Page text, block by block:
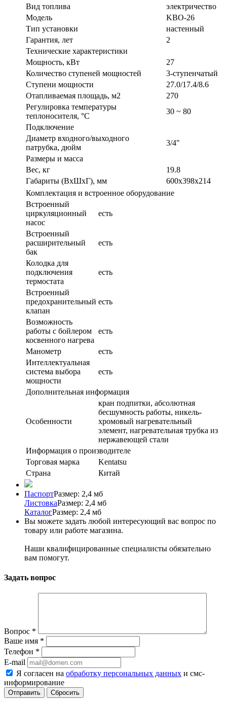
Вид топлива
электричество
Модель
KBO-26
Тип установки
настенный
Гарантия, лет
2
Технические характеристики
Мощность, кВт
27
Количество ступеней мощностей
3-ступенчатый
Ступени мощности
27.0/17.4/8.6
Отапливаемая площадь, м2
270
Регулировка температуры
теплоносителя, °С
30 ~ 80
Подключение
Диаметр входного/выходного
патрубка, дюйм
3/4"
Размеры и масса
Вес, кг
19.8
Габариты (ВxШxГ), мм
600х398х214
Комплектация и встроенное оборудование
Встроенный
циркуляционный
насос
есть
Встроенный
расширительный
бак
есть
Колодка для
подключения
термостата
есть
Встроенный
предохранительный
клапан
есть
Возможность
работы с бойлером
косвенного нагрева
есть
Манометр
есть
Интеллектуальная
система выбора
мощности
есть
Дополнительная информация
Особенности
кран подпитки, абсолютная
бесшумность работы, никель-
хромовый нагревательный
элемент, нагревательная трубка из
нержавеющей стали
Информация о производителе
Торговая марка
Kentatsu
Страна
Китай
ПаспортРазмер: 2,4 мб
ЛистовкаРазмер: 2,4 мб
КаталогРазмер: 2,4 мб
Вы можете задать любой интересующий вас вопрос по
товару или работе магазина.
Наши квалифицированные специалисты обязательно
вам помогут.
Задать вопрос
Вопрос *
Ваше имя *
Телефон *
E-mail
Я согласен на обработку персональных данных и смс-
информирование
Сбросить